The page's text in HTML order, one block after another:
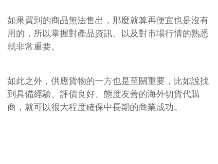
如果買到的商品無法售出，那麼就算再便宜也是沒有
用的，所以掌握對產品資訊、以及對市場行情的熟悉
就非常重要。
如此之外，供應貨物的一方也是至關重要，比如說找
到具備經驗、評價良好、態度友善的海外切貨代購
商，就可以很大程度確保中長期的商業成功。